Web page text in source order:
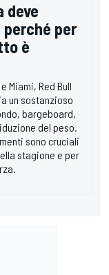
deve
per
è
Miami, Red Bull
un sostanzioso
bargeboard,
del peso.
sono cruciali
stagione e per